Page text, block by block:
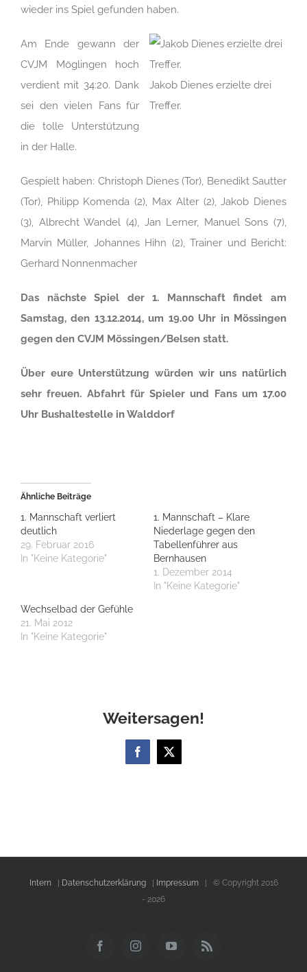
wieder ins Spiel gefunden haben.
Jakob Dienes erzielte drei
Treffer.
Am Ende gewann der
CVJM Möglingen hoch
verdient mit 34:20. Dank
sei den vielen Fans für
die tolle Unterstützung
in der Halle.
Gespielt haben: Christoph Dienes (Tor), Benedikt Sautter
(Tor), Philipp Komenda (2), Max Alter (2), Jakob Dienes
(3), Albrecht Wandel (4), Jan Lerner, Manuel Sons (7),
Marvin Müller, Johannes Hihn (2), Trainer und Bericht:
Gerhard Nonnenmacher
Das nächste Spiel der 1. Mannschaft findet am
Samstag, den 13.12.2014, um 19.00 Uhr in Mössingen
gegen den CVJM Mössingen/Belsen statt.
Über eure Unterstützung würden wir uns natürlich
sehr freuen. Abfahrt für Spieler und Fans um 17.00
Uhr Bushaltestelle in Walddorf
Ähnliche Beiträge
1. Mannschaft verliert
deutlich
29. Februar 2016
In "Keine Kategorie"
1. Mannschaft – Klare
Niederlage gegen den
Tabellenführer aus
Bernhausen
1. Dezember 2014
In "Keine Kategorie"
Wechselbad der Gefühle
21. Mai 2012
In "Keine Kategorie"
Weitersagen!
Facebook
X
Intern Datenschutzerklärung| Impressum| © Copyright 2016
- 2026
FacebookInstagramYouTubeRss